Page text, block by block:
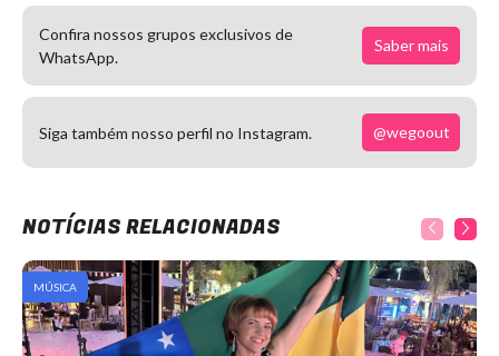
Confira nossos grupos exclusivos de
WhatsApp.
Saber mais
Siga também nosso perfil no Instagram. @wegoout
NOTÍCIAS RELACIONADAS
MÚSICA